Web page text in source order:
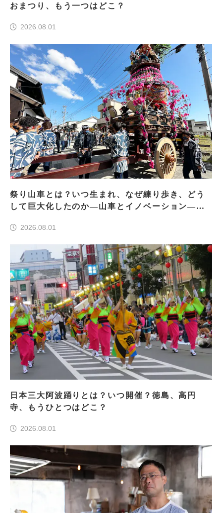
おまつり、もう一つはどこ？
2026.08.01
祭り山車とは？いつ生まれ、なぜ練り歩き、どう
して巨大化したのか―山車とイノベーション―＜
2026.08.01
日本三大阿波踊りとは？いつ開催？徳島、高円
寺、もうひとつはどこ？
2026.08.01